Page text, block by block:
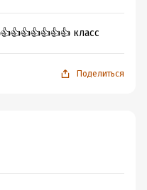
класс
Поделиться